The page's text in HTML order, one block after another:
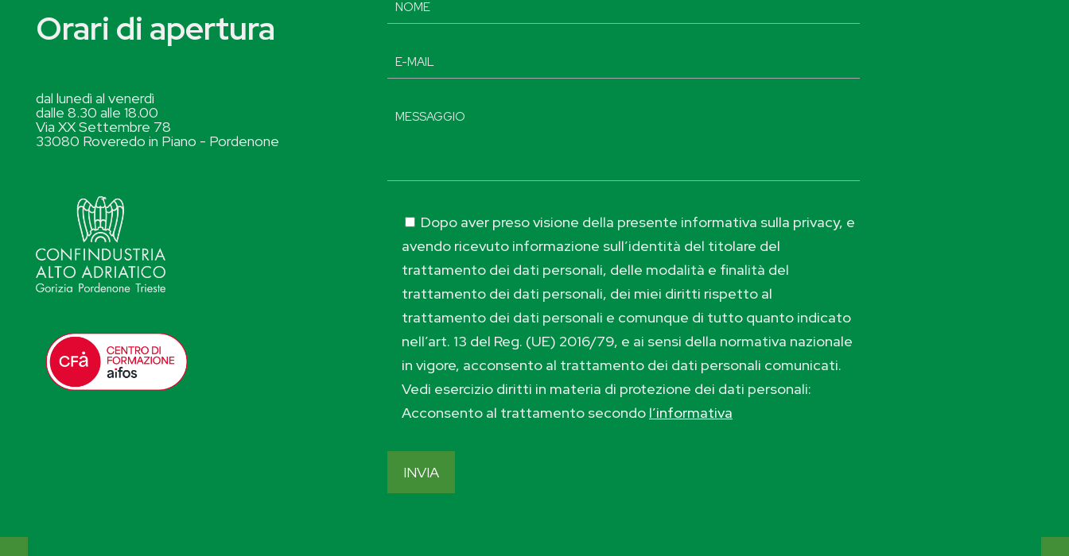
Orari di apertura
dal lunedì al venerdì
dalle 8.30 alle 18.00
Via XX Settembre 78
33080 Roveredo in Piano - Pordenone
Dopo aver preso visione della presente informativa sulla privacy, e
avendo ricevuto informazione sull’identità del titolare del
trattamento dei dati personali, delle modalità e finalità del
trattamento dei dati personali, dei miei diritti rispetto al
trattamento dei dati personali e comunque di tutto quanto indicato
nell’art. 13 del Reg. (UE) 2016/79, e ai sensi della normativa nazionale
in vigore, acconsento al trattamento dei dati personali comunicati.
Vedi esercizio diritti in materia di protezione dei dati personali:
Acconsento al trattamento secondo l’informativa